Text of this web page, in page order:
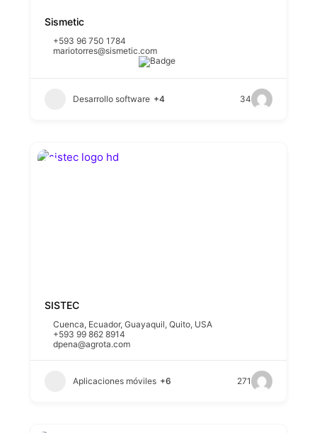
Sismetic
+593 96 750 1784
mariotorres@sismetic.com
Desarrollo software +4 34
SISTEC
Cuenca, Ecuador,Guayaquil,Quito, USA
+593 99 862 8914
dpena@agrota.com
Aplicaciones móviles +6 271